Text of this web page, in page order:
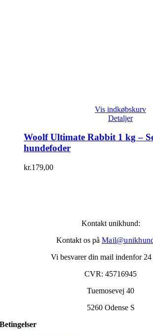
Vis indkøbskurv
Detaljer
Woolf Ultimate Rabbit 1 kg –
hundefoder
kr.179,00
Kontakt unikhund:
Kontakt os på
Vi besvarer din mail indenfor 24
CVR: 45716945
Tuemosevej 40
5260 Odense S
Betingelser